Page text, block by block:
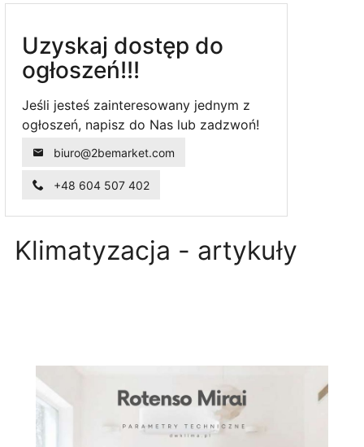
Uzyskaj dostęp do
ogłoszeń!!!
Jeśli jesteś zainteresowany jednym z
ogłoszeń, napisz do Nas lub zadzwoń!
biuro@2bemarket.com
+48 604 507 402
Klimatyzacja - artykuły